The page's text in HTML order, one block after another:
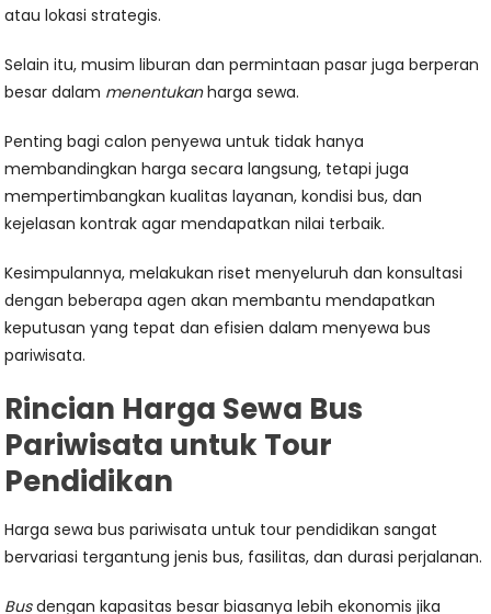
atau lokasi strategis.
Selain itu, musim liburan dan permintaan pasar juga berperan
besar dalam menentukanharga sewa.
Penting bagi calon penyewa untuk tidak hanya
membandingkan harga secara langsung, tetapi juga
mempertimbangkan kualitas layanan, kondisi bus, dan
kejelasan kontrak agar mendapatkan nilai terbaik.
Kesimpulannya, melakukan riset menyeluruh dan konsultasi
dengan beberapa agen akan membantu mendapatkan
keputusan yang tepat dan efisien dalam menyewa bus
pariwisata.
Rincian Harga Sewa Bus
Pariwisata untuk Tour
Pendidikan
Harga sewa bus pariwisata untuk tour pendidikan sangat
bervariasi tergantung jenis bus, fasilitas, dan durasi perjalanan.
Busdengan kapasitas besar biasanya lebih ekonomis jika